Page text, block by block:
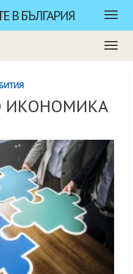
В БЪЛГАРИЯ
ИКОНОМИКА